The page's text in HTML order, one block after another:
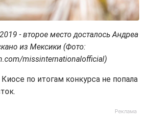
- второе место досталось Андреа
из Мексики (Фото:
missinternationalofficial)
по итогам конкурса не попала